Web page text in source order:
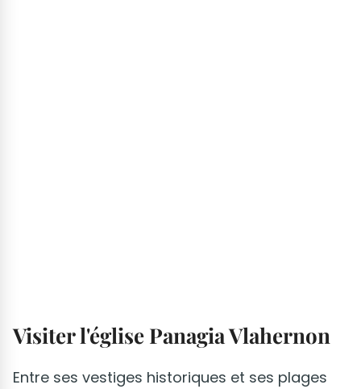
Visiter l'église Panagia Vlahernon
Entre ses vestiges historiques et ses plages